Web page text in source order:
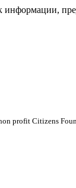
информации,
profit Citizens